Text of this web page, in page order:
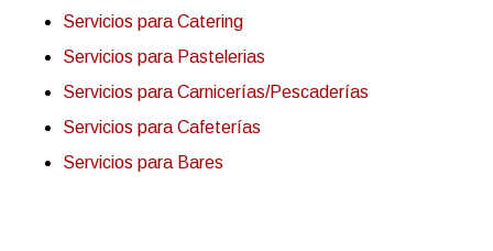
Servicios para Catering
Servicios para Pastelerias
Servicios para Carnicerías/Pescaderías
Servicios para Cafeterías
Servicios para Bares